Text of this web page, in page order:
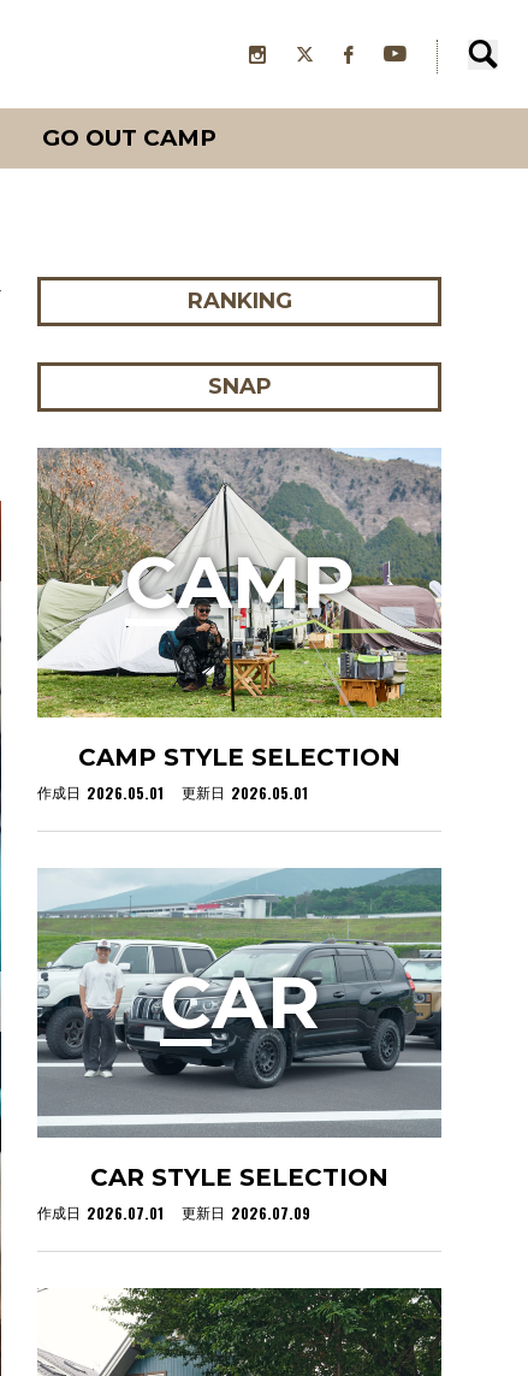
GO OUT CAMP
RANKING
SNAP
CAMP STYLE SELECTION
作成日 2026.05.01 更新日 2026.05.01
CAMP
CAR STYLE SELECTION
作成日 2026.07.01 更新日 2026.07.09
CAR